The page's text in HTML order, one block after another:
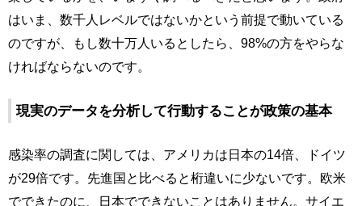
はいま、数千人レベルではないかという前提で動いている
のですが、もし数十万人いるとしたら、98%の方をやらな
ければならないのです。
現実のデータを分析して行動することが政策の基本
感染率の調査に関しては、アメリカは日本の14倍、ドイツ
が29倍です。先進国と比べると桁違いに少ないです。欧米
でできたのに、日本でできないことはありません。サイエ